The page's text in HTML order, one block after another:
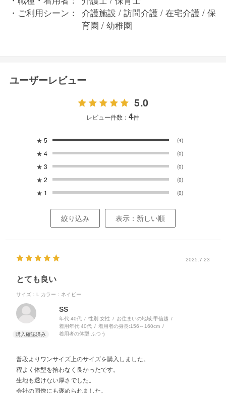
ご利用シーン：
介護施設 / 訪問介護 / 在宅介護 / 保
育園 / 幼稚園
ユーザーレビュー
5.0
レビュー件数：4件
★ 5 (4)
★ 4 (0)
★ 3 (0)
★ 2 (0)
★ 1 (0)
絞り込み 表示：新しい順
2025.7.23
とても良い
サイズ：L カラー：ネイビー
SS
年代:40代 性別:女性 お住まいの地域:甲信越
着用年代:40代 着用者の身長:156～160cm
着用者の体型: ふつう
普段よりワンサイズ上のサイズを購入しました。
程よく体型を拾わなく良かったです。
生地も透けない厚さでした。
会社の同僚にも褒められました。